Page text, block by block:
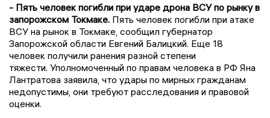
- Пять человек погибли при ударе дрона ВСУ по рынку в
запорожском Токмаке. Пять человек погибли при атаке
ВСУ на рынок в Токмаке, сообщил губернатор
Запорожской области Евгений Балицкий. Еще 18
человек получили ранения разной степени
тяжести. Уполномоченный по правам человека в РФ Яна
Лантратова заявила, что удары по мирных гражданам
недопустимы, они требуют расследования и правовой
оценки.